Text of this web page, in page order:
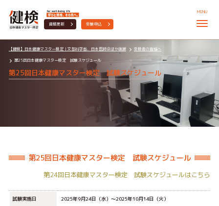
資格更新 受験申込
MENU
【健検】日本健康マスター検定｜文部科学省、日本医師会ほか後援
受検者の皆様へ
第25回日本健康マスター検定 試験スケジュール
第25回日本健康マスター検定 試験スケジュール
第25回日本健康マスター検定 試験スケジュール
第24回日本健康マスター検定 試験スケジュールはこちら
試験実施日 2025年9月24日（水）～2025年10月14日（火）